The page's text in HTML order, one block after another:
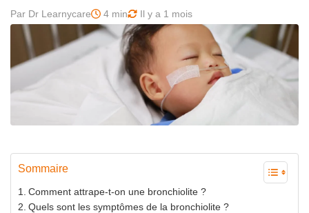
Par Dr Learnycare 4 min Il y a 1 mois
Sommaire
Comment attrape-t-on une bronchiolite ?
Quels sont les symptômes de la bronchiolite ?